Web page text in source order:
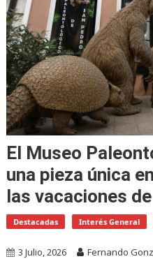
El Museo
una pieza única
las vacaciones
Destacadas Interés General
3 Julio, 2026 Fernando